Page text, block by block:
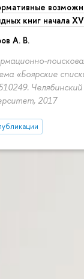
книг начала
А. В.
«Боярские
2017